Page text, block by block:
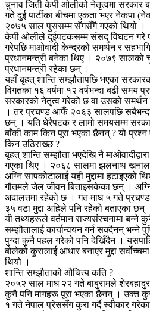
चुनाव जिती केपी ओलीको नेतृत्वमा
गते दुई पार्टीका बीचमा एकता भएर नेकपा
२०७५ साल पुससम्म सँगसँगै गएको थियो ।
केपी ओलीले दुईपटकसम्म संसद् विघटन गरे
गरेपछि माओवादी केन्द्रको समर्थन र
प्रधानमन्त्री बनेका थिए । २०७९
प्रधानमन्त्री रहेका छन् ।
यहाँ बृहत् शान्ति सम्झौतापछि भएका
विगतका १६ वर्षमा १२ वर्षभन्दा बढी समय
सरकारको नेतृत्व गरेको छ वा उसको समर्थन
। तर प्रचण्ड आफैँ २०६३ सालपछि
छन् । यति धेरैपटक र लामो समयसम्म
बाँकी काम किन पूरा भएका छैनन् ? यो
किन उठिराख्छ ?
बृहत् शान्ति सम्झौता भएदेखि नै
गएका थिए । २०६८ सालमा झलनाथ खनाल
अग्नि सापकोटालाई यही मुद्दामा
गौतमले जेल जीवन बिताइसकेका छन् । अग्नि
अदालतमा रहेको छ । गत माघ ५ गते
३५ वटा मुद्दा अहिले पनि रहेको बताएका छन्
यी तथ्यहरूले वर्तमान राज्यसंरचनामा बन्ने
सम्झौतालाई कार्यान्वयन गर्न सक्दैनन् भन्ने
पुग्दा कुनै पहल गरेको पनि देखिँदैन ।
बोलेको कुरालाई आधार बनाएर मुद्दा
थियो ।
शान्ति सम्झौताको औचित्य कति ?
२०५२ साल माघ २२ गते बाबुरामले
कुनै पनि मागहरू पूरा भएका छैनन् । उक्त
१ गते नेपाल प्रेससँग कुरा गर्दै स्वीकार